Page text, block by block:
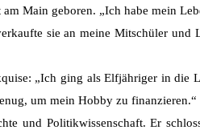
Main geboren. „Ich habe mein
sie an meine Mitschüler
„Ich ging als Elfjähriger in die
um mein Hobby zu finanzieren.“
und Politikwissenschaft. Er